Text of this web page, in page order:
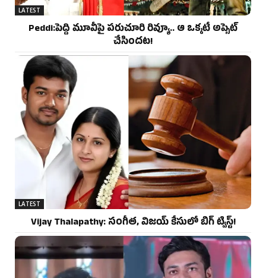
LATEST
Peddi:పెద్ది మూవీపై పరుచూరి రివ్యూ.. ఆ ఒక్కటే అప్సెట్
చేసిందట!
LATEST
Vijay Thalapathy: సంగీత, విజయ్ కేసులో బిగ్ ట్విస్ట్!